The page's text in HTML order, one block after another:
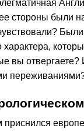
стороны были
Были
характера,
вы